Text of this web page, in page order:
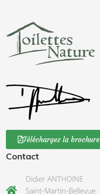
Téléchargez la brochure
Contact
Didier ANTHOINE
Saint-Martin-Bellevue